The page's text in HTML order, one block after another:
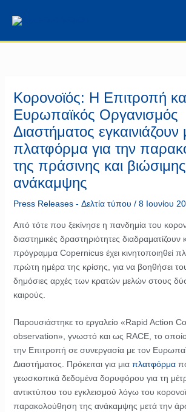
περιεχόμενο
στο
Κορονοϊός: Η Επιτροπή
Ευρωπαϊκός Οργανισμός
Διαστήματος εγκαινιάζουν
πλατφόρμα για την
της πράσινης και βιώσιμης
ανάκαμψης
Press Releases - Δελτία τύπου / 8 Ιουνίου
Από τότε που ξεκίνησε η πανδημία του
διαστημικές δραστηριότητες διαδραματίζουν
πρόγραμμα Copernicus έχει κινητοποιηθεί
πρώτη ημέρα της κρίσης, για να βοηθήσει
δημόσιες αρχές των κρατών μελών στους
καιρούς.
Παρουσιάστηκε το εργαλείο «Rapid Action
observation», γνωστό και ως RACE, το
την Επιτροπή σε συνεργασία με τον
Διαστήματος. Πρόκειται για μια πλατφόρμα
γεωσκοπικά δεδομένα δορυφόρου για τη
αντικτύπου του εγκλεισμού λόγω του
παρακολούθηση της ανάκαμψης μετά την